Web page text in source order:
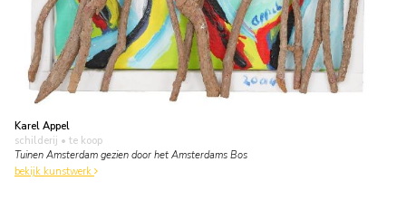
Karel Appel
schilderij • te koop
Tuinen Amsterdam gezien door het Amsterdams Bos
bekijk kunstwerk